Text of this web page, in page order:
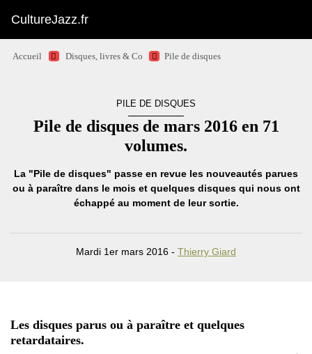
CultureJazz.fr
Accueil Disques, livres & Co Pile de disques
PILE DE DISQUES
Pile de disques de mars 2016 en 71
volumes.
La "Pile de disques" passe en revue les nouveautés parues
ou à paraître dans le mois et quelques disques qui nous ont
échappé au moment de leur sortie.
Mardi 1er mars 2016 - Thierry Giard
Les disques parus ou à paraître et quelques
retardataires.